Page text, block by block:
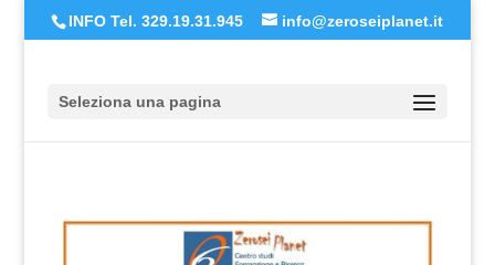
INFO Tel. 329.19.31.945 info@zeroseiplanet.it
Seleziona una pagina